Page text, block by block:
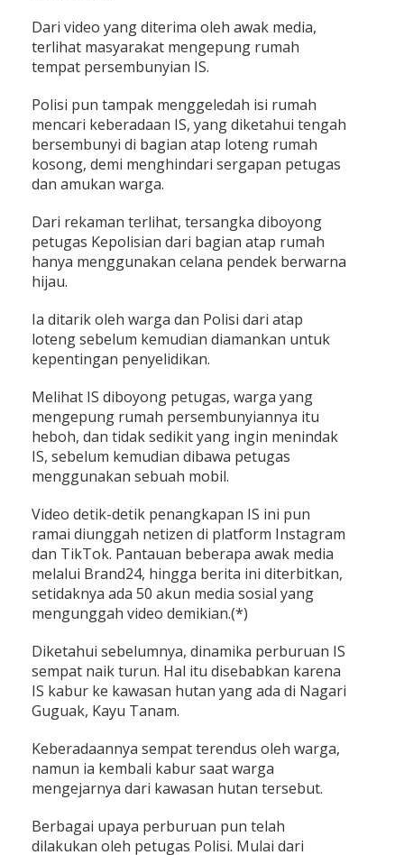
Dari video yang diterima oleh awak media,
terlihat masyarakat mengepung rumah
tempat persembunyian IS.
Polisi pun tampak menggeledah isi rumah
mencari keberadaan IS, yang diketahui tengah
bersembunyi di bagian atap loteng rumah
kosong, demi menghindari sergapan petugas
dan amukan warga.
Dari rekaman terlihat, tersangka diboyong
petugas Kepolisian dari bagian atap rumah
hanya menggunakan celana pendek berwarna
hijau.
Ia ditarik oleh warga dan Polisi dari atap
loteng sebelum kemudian diamankan untuk
kepentingan penyelidikan.
Melihat IS diboyong petugas, warga yang
mengepung rumah persembunyiannya itu
heboh, dan tidak sedikit yang ingin menindak
IS, sebelum kemudian dibawa petugas
menggunakan sebuah mobil.
Video detik-detik penangkapan IS ini pun
ramai diunggah netizen di platform Instagram
dan TikTok. Pantauan beberapa awak media
melalui Brand24, hingga berita ini diterbitkan,
setidaknya ada 50 akun media sosial yang
mengunggah video demikian.(*)
Diketahui sebelumnya, dinamika perburuan IS
sempat naik turun. Hal itu disebabkan karena
IS kabur ke kawasan hutan yang ada di Nagari
Guguak, Kayu Tanam.
Keberadaannya sempat terendus oleh warga,
namun ia kembali kabur saat warga
mengejarnya dari kawasan hutan tersebut.
Berbagai upaya perburuan pun telah
dilakukan oleh petugas Polisi. Mulai dari